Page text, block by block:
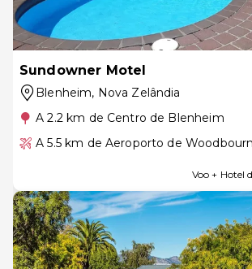
Sundowner Motel
Blenheim, Nova Zelândia
A 2.2 km de Centro de Blenheim
A 5.5 km de Aeroporto de
Voo + Hotel